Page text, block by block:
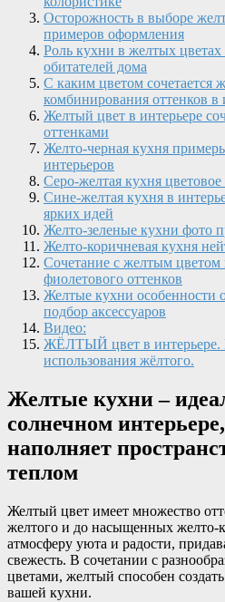
Осторожность в выборе
примеров оформления
Роль кухни в желтых цветах
обитателей дома
С каким цветом сочетается
комбинирования оттенков в
Желтый цвет в интерьере
оттенками
Желто-черная кухня
интерьеров
Серо-желтая кухня
Сине-желтая кухня в
ярких идей
Желто-зеленые кухни фото
Желто-коричневая кухня
Сочетание с желтым цветом
фиолетового оттенков
Желтые кухни особенности
подбор аксессуаров
Видео:
ЖЁЛТЫЙ цвет в
использования жёлтого.
Желтые кухни –
солнечном
наполняет
теплом
Желтый цвет имеет множество
желтого и до насыщенных желто-
атмосферу уюта и радости,
свежесть. В сочетании с
цветами, желтый способен
вашей кухни.